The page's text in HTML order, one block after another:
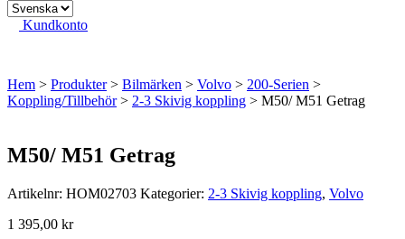
Kundkonto
Hem > Produkter> Bilmärken > Volvo > 200-Serien >
Koppling/Tillbehör> 2-3 Skivig koppling > M50/ M51 Getrag
M50/ M51 Getrag
Artikelnr: HOM02703 Kategorier: 2-3 Skivig koppling, Volvo
1 395,00 kr